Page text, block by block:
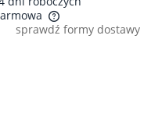
płatności
sprawdź formy dostawy